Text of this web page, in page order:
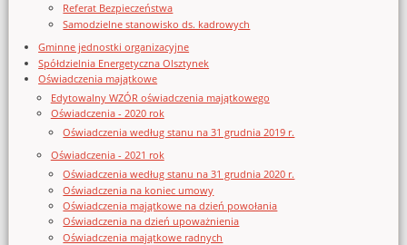
Referat Bezpieczeństwa
Samodzielne stanowisko ds. kadrowych
Gminne jednostki organizacyjne
Spółdzielnia Energetyczna Olsztynek
Oświadczenia majątkowe
Edytowalny WZÓR oświadczenia majątkowego
Oświadczenia - 2020 rok
Oświadczenia według stanu na 31 grudnia 2019 r.
Oświadczenia - 2021 rok
Oświadczenia według stanu na 31 grudnia 2020 r.
Oświadczenia na koniec umowy
Oświadczenia majątkowe na dzień powołania
Oświadczenia na dzień upoważnienia
Oświadczenia majątkowe radnych